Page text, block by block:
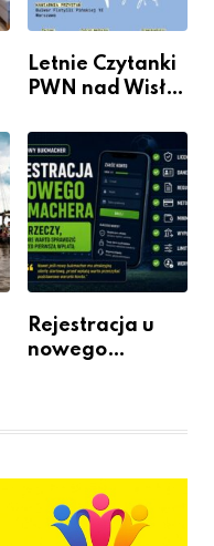
Letnie Czytanki
PWN nad Wisłą.
książką, kawą i
chwilą dla
siebie
Rejestracja u
nowego
wpłatą